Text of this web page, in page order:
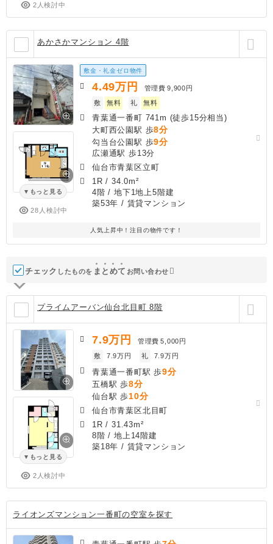
2人検討中
あかさかマンション 4階
もっと見る
28人検討中
敷金・礼金ゼロ物件
4.49万円 管理費 9,900円
敷
無料 礼 無料
青葉通一番町 741m (徒歩15分相当)
大町西公園駅 歩8分
勾当台公園駅 歩9分
広瀬通駅 歩13分
仙台市青葉区立町
1R /34.0m²
4階 / 地下1地上5階建
築53年 / 賃貸マンション
人気上昇中！注目の物件です！
チェック したものを ま と めて お問い合わせ
プライムアーバン仙台北目町 8階
もっと見る
2人検討中
7.9万円 管理費 5,000円
敷
7.9万円 礼 7.9万円
青葉通一番町駅 歩9分
五橋駅 歩8分
仙台駅 歩10分
仙台市青葉区北目町
1R /31.43m²
8階 / 地上14階建
築18年 / 賃貸マンション
ライオンズマンション一番町の空室を探す